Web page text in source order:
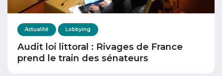
Actualité Lobbying
Audit loi littoral : Rivages de France
prend le train des sénateurs